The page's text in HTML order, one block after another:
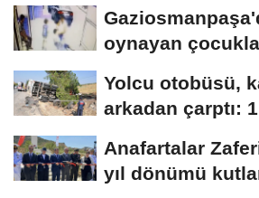
oynayan
Yolcu otobüsü,
arkadan çarptı:
Anafartalar
yıl dönümü